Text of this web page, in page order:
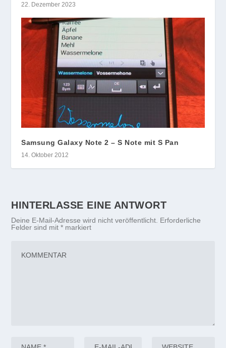
22. Dezember 2023
Samsung Galaxy Note 2 – S Note mit S Pan
14. Oktober 2012
HINTERLASSE EINE ANTWORT
Deine E-Mail-Adresse wird nicht veröffentlicht. Erforderliche
Felder sind mit* markiert